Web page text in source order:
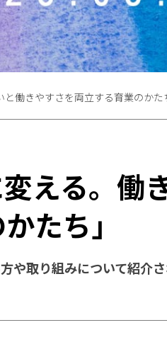
働きやすさを両立する育業のかた
える。働
たち」
や取り組みについて紹介